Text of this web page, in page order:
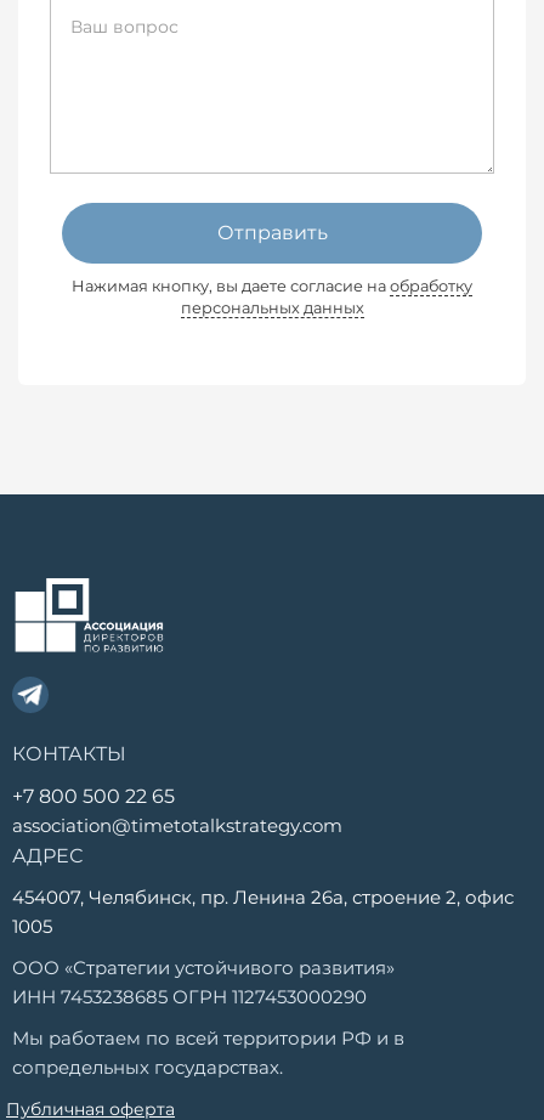
Отправить
Нажимая кнопку, вы даете согласие на обработку
персональных данных
КОНТАКТЫ
+7 800 500 22 65
association@timetotalkstrategy.com
АДРЕС
454007, Челябинск, пр. Ленина 26а, строение 2, офис
1005
ООО «Стратегии устойчивого развития»
ИНН 7453238685 ОГРН 1127453000290
Мы работаем по всей территории РФ и в
сопредельных государствах.
Публичная оферта